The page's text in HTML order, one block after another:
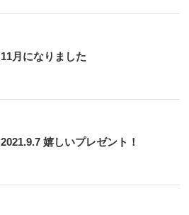
11月になりました
2021.9.7 嬉しいプレゼント！